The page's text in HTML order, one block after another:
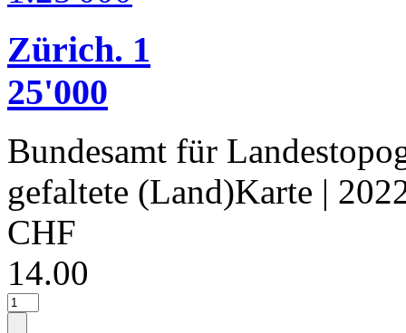
Zürich. 1
25'000
Bundesamt für
gefaltete (Land)Karte |
CHF
14.00